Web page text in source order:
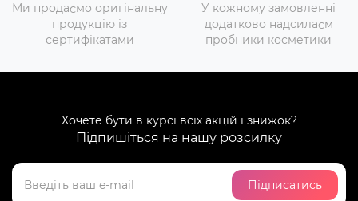
Ми продаємо оригінальну
продукцію із
сертифікатами
У кожному замовленні
додатково надсилаєм
пробники косметики
Хочете бути в курсі всіх акцій і знижок?
Підпишіться на нашу розсилку
Підписатись